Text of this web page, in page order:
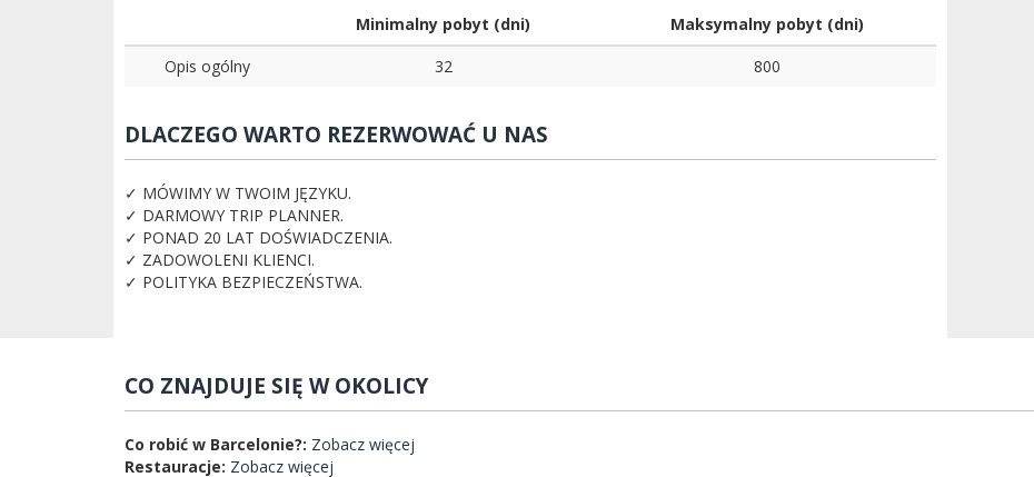
Minimalny pobyt (dni)
Maksymalny pobyt (dni)
Opis ogólny
32 800
DLACZEGO WARTO REZERWOWAĆ U NAS
✓ MÓWIMY W TWOIM JĘZYKU.
✓ DARMOWY TRIP PLANNER.
✓ PONAD 20 LAT DOŚWIADCZENIA.
✓ ZADOWOLENI KLIENCI.
✓ POLITYKA BEZPIECZEŃSTWA.
CO ZNAJDUJE SIĘ W OKOLICY
Co robić w Barcelonie?: Zobacz więcej
Restauracje: Zobacz więcej